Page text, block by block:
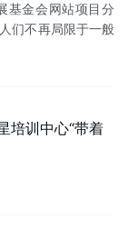
基金会网站项目分
们不再局限于一般
培训中心“带着